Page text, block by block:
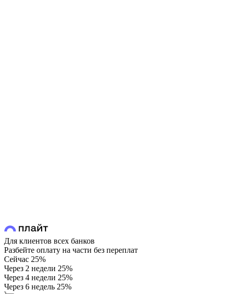
Для клиентов всех банков
Разбейте оплату на части без переплат
Сейчас 25%
Через 2 недели 25%
Через 4 недели 25%
Через 6 недель 25%